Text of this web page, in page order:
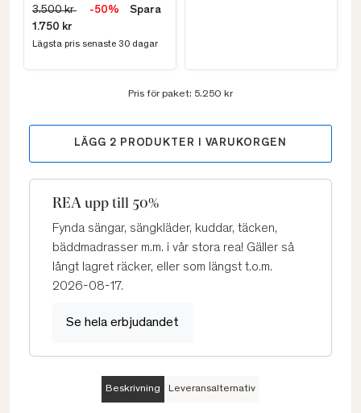
3.500 kr
-50%
Spara
1.750 kr
Lägsta pris senaste 30 dagar
Pris för paket: 5.250 kr
LÄGG 2 PRODUKTER I VARUKORGEN
REA upp till 50%
Fynda sängar, sängkläder, kuddar, täcken,
bäddmadrasser m.m. i vår stora rea! Gäller så
långt lagret räcker, eller som längst t.o.m.
2026-08-17.
Se hela erbjudandet
Beskrivning Leveransalternativ